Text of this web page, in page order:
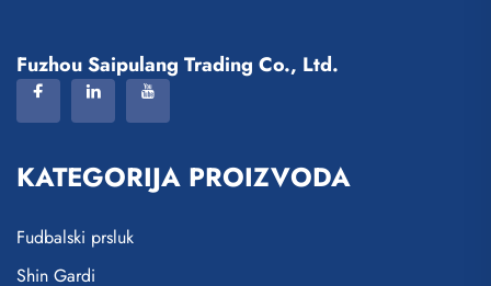
Fuzhou Saipulang Trading Co., Ltd.
KATEGORIJA PROIZVODA
Fudbalski prsluk
Shin Gardi